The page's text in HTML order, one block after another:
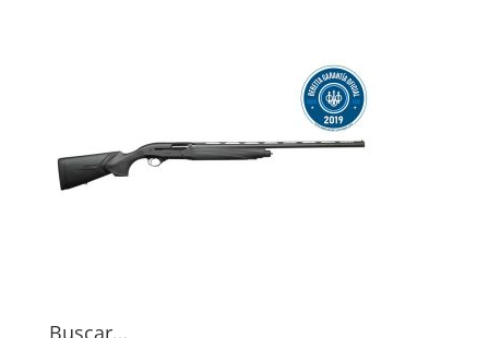
Buscar…